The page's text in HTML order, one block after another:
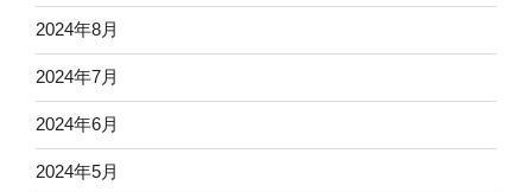
2024年8月
2024年7月
2024年6月
2024年5月